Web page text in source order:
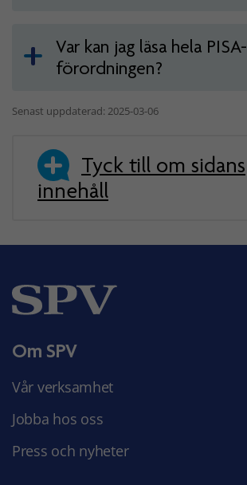
Var kan jag läsa hela PISA-
förordningen?
Senast uppdaterad: 2025-03-06
Tyck till om sidans
innehåll
Om SPV
Vår verksamhet
Jobba hos oss
Press och nyheter